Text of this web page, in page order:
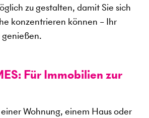
zu gestalten, damit Sie sich
konzentrieren können – Ihr
genießen.
Für Immobilien zur
Wohnung, einem Haus oder